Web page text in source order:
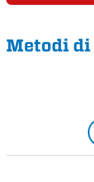
Metodi di